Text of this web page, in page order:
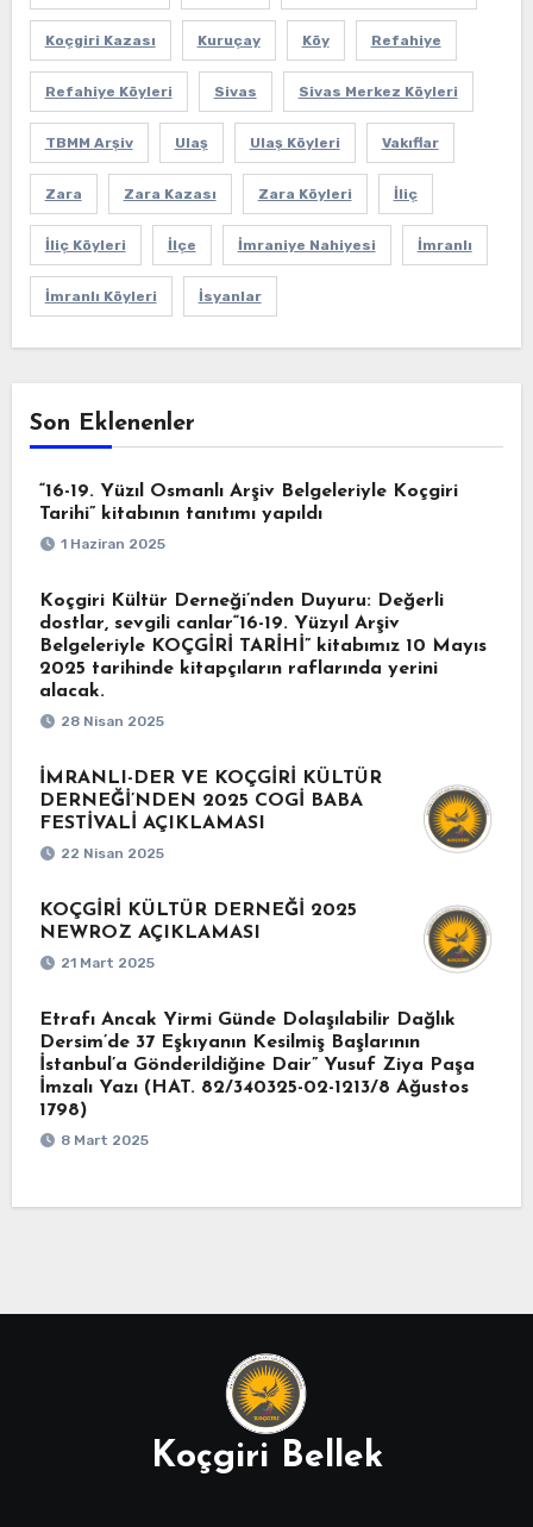
Koçgiri Kazası Kuruçay Köy Refahiye
Refahiye Köyleri Sivas Sivas Merkez Köyleri
TBMM Arşiv Ulaş Ulaş Köyleri Vakıflar
Zara Zara Kazası Zara Köyleri İliç
İliç Köyleri İlçe İmraniye Nahiyesi İmranlı
İmranlı Köyleri İsyanlar
Son Eklenenler
“16-19. Yüzıl Osmanlı Arşiv Belgeleriyle Koçgiri
Tarihi” kitabının tanıtımı yapıldı
1 Haziran 2025
Koçgiri Kültür Derneği’nden Duyuru: Değerli
dostlar, sevgili canlar“16-19. Yüzyıl Arşiv
Belgeleriyle KOÇGİRİ TARİHİ” kitabımız 10 Mayıs
2025 tarihinde kitapçıların raflarında yerini
alacak.
28 Nisan 2025
İMRANLI-DER VE KOÇGİRİ KÜLTÜR
DERNEĞİ’NDEN 2025 COGİ BABA
FESTİVALİ AÇIKLAMASI
22 Nisan 2025
KOÇGİRİ KÜLTÜR DERNEĞİ 2025
NEWROZ AÇIKLAMASI
21 Mart 2025
Etrafı Ancak Yirmi Günde Dolaşılabilir Dağlık
Dersim’de 37 Eşkıyanın Kesilmiş Başlarının
İstanbul’a Gönderildiğine Dair” Yusuf Ziya Paşa
İmzalı Yazı (HAT. 82/340325-02-1213/8 Ağustos
1798)
8 Mart 2025
Koçgiri Bellek